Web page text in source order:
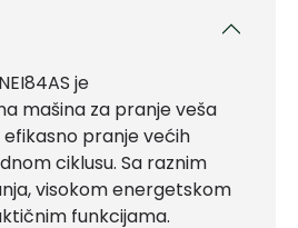
je
mašina za pranje veša
pranje većih
ciklusu. Sa raznim
visokom energetskom
funkcijama.